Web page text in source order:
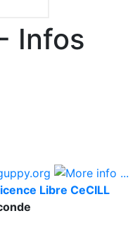
Infos
Libre CeCILL